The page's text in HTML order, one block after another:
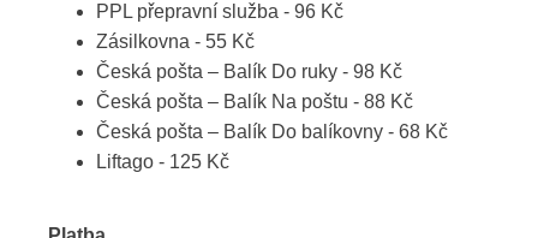
PPL přepravní služba - 96 Kč
Zásilkovna - 55 Kč
Česká pošta – Balík Do ruky - 98 Kč
Česká pošta – Balík Na poštu - 88 Kč
Česká pošta – Balík Do balíkovny - 68 Kč
Liftago - 125 Kč